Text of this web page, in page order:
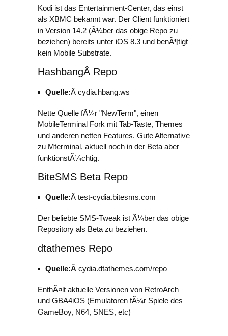
Kodi ist das Entertainment-Center, das einst
als XBMC bekannt war. Der Client funktioniert
in Version 14.2 (Ã¼ber das obige Repo zu
beziehen) bereits unter iOS 8.3 und benÃ¶tigt
kein Mobile Substrate.
HashbangÂ Repo
Quelle:Â cydia.hbang.ws
Nette Quelle fÃ¼r "NewTerm", einen
MobileTerminal Fork mit Tab-Taste, Themes
und anderen netten Features. Gute Alternative
zu Mterminal, aktuell noch in der Beta aber
funktionstÃ¼chtig.
BiteSMS Beta Repo
Quelle:Â test-cydia.bitesms.com
Der beliebte SMS-Tweak ist Ã¼ber das obige
Repository als Beta zu beziehen.
dtathemes Repo
Quelle:Â cydia.dtathemes.com/repo
EnthÃ¤lt aktuelle Versionen von RetroArch
und GBA4iOS (Emulatoren fÃ¼r Spiele des
GameBoy, N64, SNES, etc)